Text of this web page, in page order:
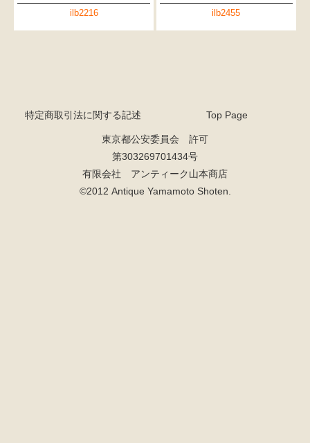
ilb2216 ilb2455
特定商取引法に関する記述 Top Page
東京都公安委員会 許可
第303269701434号
有限会社 アンティーク山本商店
©2012 Antique Yamamoto Shoten.